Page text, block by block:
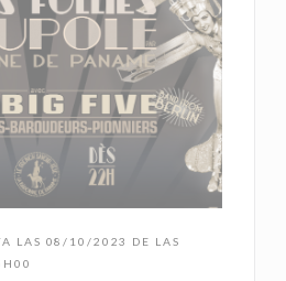
LAS 08/10/2023 DE LAS